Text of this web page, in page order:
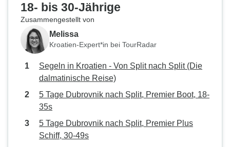
18- bis 30-Jährige
Zusammengestellt von
Melissa
Kroatien-Expert*in bei TourRadar
Segeln in Kroatien - Von Split nach Split (Die
dalmatinische Reise)
5 Tage Dubrovnik nach Split, Premier Boot, 18-
35s
5 Tage Dubrovnik nach Split, Premier Plus
Schiff, 30-49s